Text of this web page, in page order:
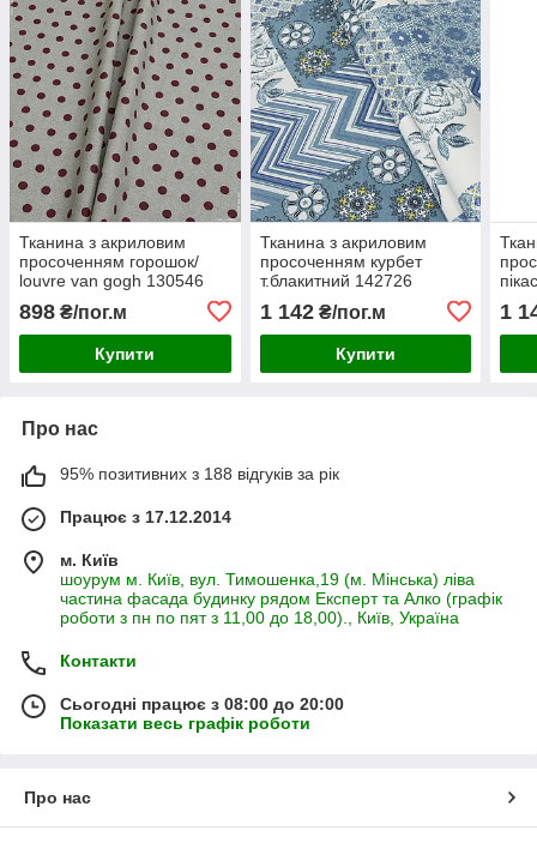
Тканина з акриловим
просоченням горошок/
louvre van gogh 130546
898 ₴/пог.м
Купити
Тканина з акриловим
просоченням курбет
т.блакитний 142726
1 142₴/пог.м
Купити
1
Про нас
95% позитивних з 188 відгуків за рік
Працює з 17.12.2014
м. Київ
шоурум м. Київ, вул. Тимошенка,19 (м. Мінська) ліва
частина фасада будинку рядом Експерт та Алко (графік
роботи з пн по пят з 11,00 до 18,00)., Київ, Україна
Контакти
Сьогодні працює з 08:00 до 20:00
Показати весь графік роботи
Про нас